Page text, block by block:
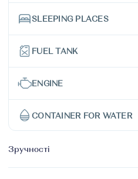
SLEEPING PLACES
FUEL TANK
ENGINE
CONTAINER FOR WATER
Зручності